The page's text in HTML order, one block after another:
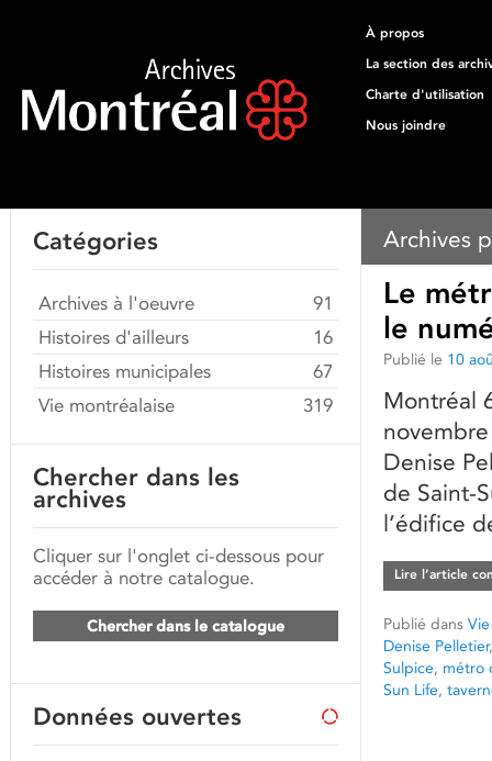
À propos
La section des
Charte d'utilisation
Nous joindre
Archives
Le
le
Publié le 10
Montréal
Denise
de Saint-
l’édifice
Lire l’article
Publié dans
Denise Pelletier
Sulpice, métro
Sun Life,
Catégories
Archives à l'oeuvre
91
Histoires d'ailleurs
16
Histoires municipales
67
Vie montréalaise
319
Chercher dans les
archives
Cliquer sur l'onglet ci-dessous pour
accéder à notre catalogue.
Chercher dans le catalogue
Données ouvertes